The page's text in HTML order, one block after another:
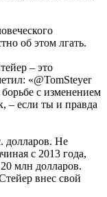
об этом лгать.
– это
«@TomSteyer
с изменением
– если ты и правда
долларов. Не
с 2013 года,
млн долларов.
внес свой